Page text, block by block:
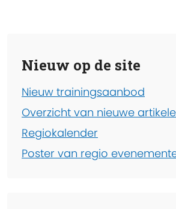
Nieuw op de site
Nieuw trainingsaanbod
Overzicht van nieuwe
Regiokalender
Poster van regio